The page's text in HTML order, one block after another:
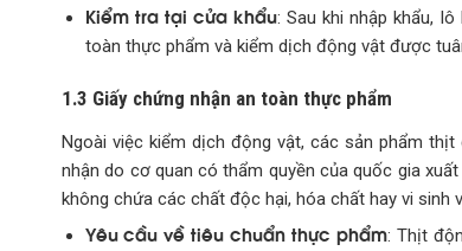
Kiểm tra tại cửa khẩu: Sau khi nhập khẩu,
toàn thực phẩm và kiểm dịch động vật được
1.3 Giấy chứng nhận an toàn thực phẩm
Ngoài việc kiểm dịch động vật, các sản phẩm
nhận do cơ quan có thẩm quyền của quốc gia
không chứa các chất độc hại, hóa chất hay vi sinh
Yêu cầu về tiêu chuẩn thực phẩm: Thịt